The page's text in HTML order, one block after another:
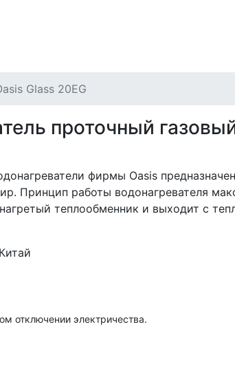
Glass 20EG
проточный
фирмы Oasis
Принцип работы водонагревателя
теплообменник и выходит с
Китай
отключении электричества.